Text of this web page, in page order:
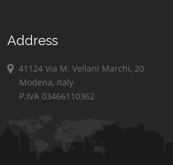
Address
41124 Via M. Vellani Marchi, 20
Modena, Italy
P.IVA 03466110362